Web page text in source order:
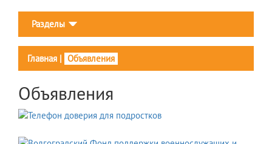
Разделы
Главная | Объявления
Объявления